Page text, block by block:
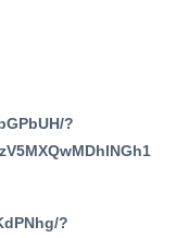
?
?